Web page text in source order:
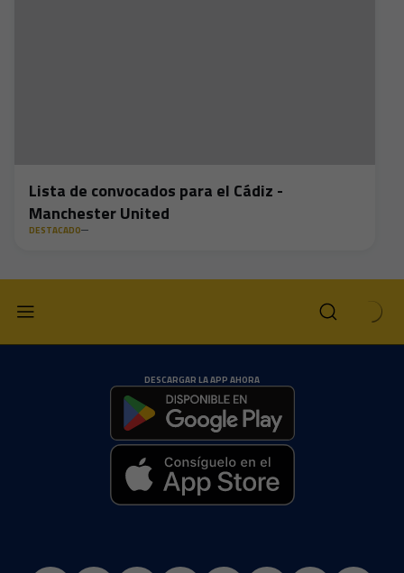
Lista de convocados para el Cádiz -
Manchester United
DESTACADO
DESCARGAR LA APP AHORA